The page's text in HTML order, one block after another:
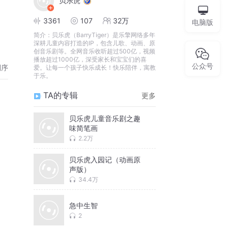
3361 107 32万
简介： 贝乐虎（BarryTiger）是乐擎网络多年
深耕儿童内容打造的IP，包含儿歌、动画、原
创音乐剧等。全网音乐收听超过500亿，视频
播放超过1000亿，深受家长和宝宝们的喜
爱。让每一个孩子快乐成长！快乐陪伴，寓教
于乐。
TA的专辑 更多
贝乐虎儿童音乐剧之趣
味简笔画
2.2万
贝乐虎入园记（动画原
声版）
34.4万
急中生智
2
电脑版
公众号